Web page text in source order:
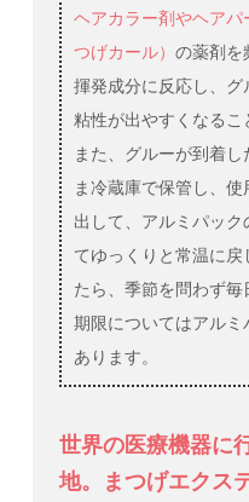
ヘアカラー剤やヘア
つげカール） の薬剤を
揮発成分に反応し、
粘性が出やすくなるこ
また、グルーが到着
ま冷蔵庫で保管し、
出して、アルミパッ
てゆっくりと常温に
たら、季節を問わず
期限についてはアル
あります。
世界の医療機器に
地。まつげエクス